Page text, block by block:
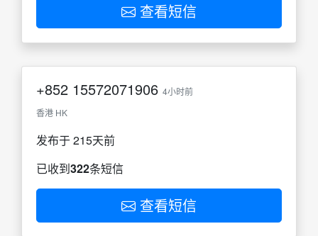
查看短信
+852 15572071906 4小时前
香港 HK
发布于 215天前
已收到322条短信
查看短信